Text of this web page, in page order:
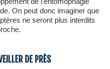
On peut donc imaginer que
ne seront plus interdits
DE PRÈS